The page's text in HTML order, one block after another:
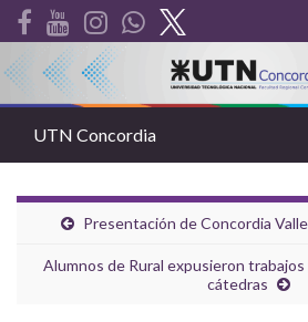
UTN Concordia
Presentación de Concordia
Alumnos de Rural expusieron
cátedras